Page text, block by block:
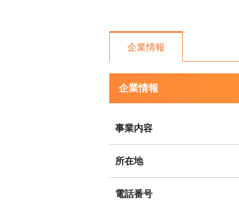
企業情報
企業情報
事業内容
所在地
電話番号